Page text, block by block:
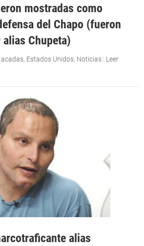
mostradas como
del Chapo (fueron
Chupeta)
, Estados Unidos, Noticias | Leer
alias